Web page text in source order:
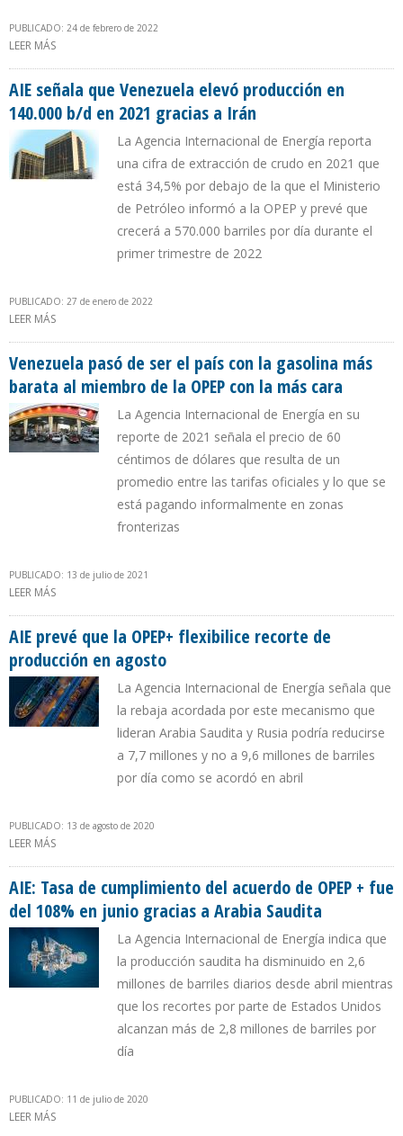
PUBLICADO: 24 de febrero de 2022
LEER MÁS
AIE señala que Venezuela elevó producción en
140.000 b/d en 2021 gracias a Irán
La Agencia Internacional de Energía reporta
una cifra de extracción de crudo en 2021 que
está 34,5% por debajo de la que el Ministerio
de Petróleo informó a la OPEP y prevé que
crecerá a 570.000 barriles por día durante el
primer trimestre de 2022
PUBLICADO: 27 de enero de 2022
LEER MÁS
Venezuela pasó de ser el país con la gasolina más
barata al miembro de la OPEP con la más cara
La Agencia Internacional de Energía en su
reporte de 2021 señala el precio de 60
céntimos de dólares que resulta de un
promedio entre las tarifas oficiales y lo que se
está pagando informalmente en zonas
fronterizas
PUBLICADO: 13 de julio de 2021
LEER MÁS
AIE prevé que la OPEP+ flexibilice recorte de
producción en agosto
La Agencia Internacional de Energía señala que
la rebaja acordada por este mecanismo que
lideran Arabia Saudita y Rusia podría reducirse
a 7,7 millones y no a 9,6 millones de barriles
por día como se acordó en abril
PUBLICADO: 13 de agosto de 2020
LEER MÁS
AIE: Tasa de cumplimiento del acuerdo de OPEP + fue
del 108% en junio gracias a Arabia Saudita
La Agencia Internacional de Energía indica que
la producción saudita ha disminuido en 2,6
millones de barriles diarios desde abril mientras
que los recortes por parte de Estados Unidos
alcanzan más de 2,8 millones de barriles por
día
PUBLICADO: 11 de julio de 2020
LEER MÁS